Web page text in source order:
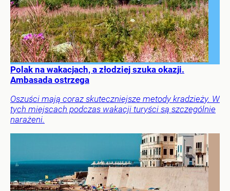
Polak na wakacjach, a złodziej szuka okazji.
Ambasada ostrzega
Oszuści mają coraz skuteczniejsze metody kradzieży. W
tych miejscach podczas wakacji turyści są szczególnie
narażeni.